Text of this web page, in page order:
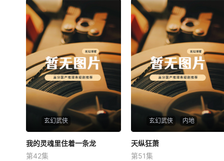
玄幻武侠
我的灵魂里住着一条龙
未知
我的灵魂里住着一条龙
第42集
玄幻武侠 内地
天纵狂萧
未知
天纵狂萧
第51集